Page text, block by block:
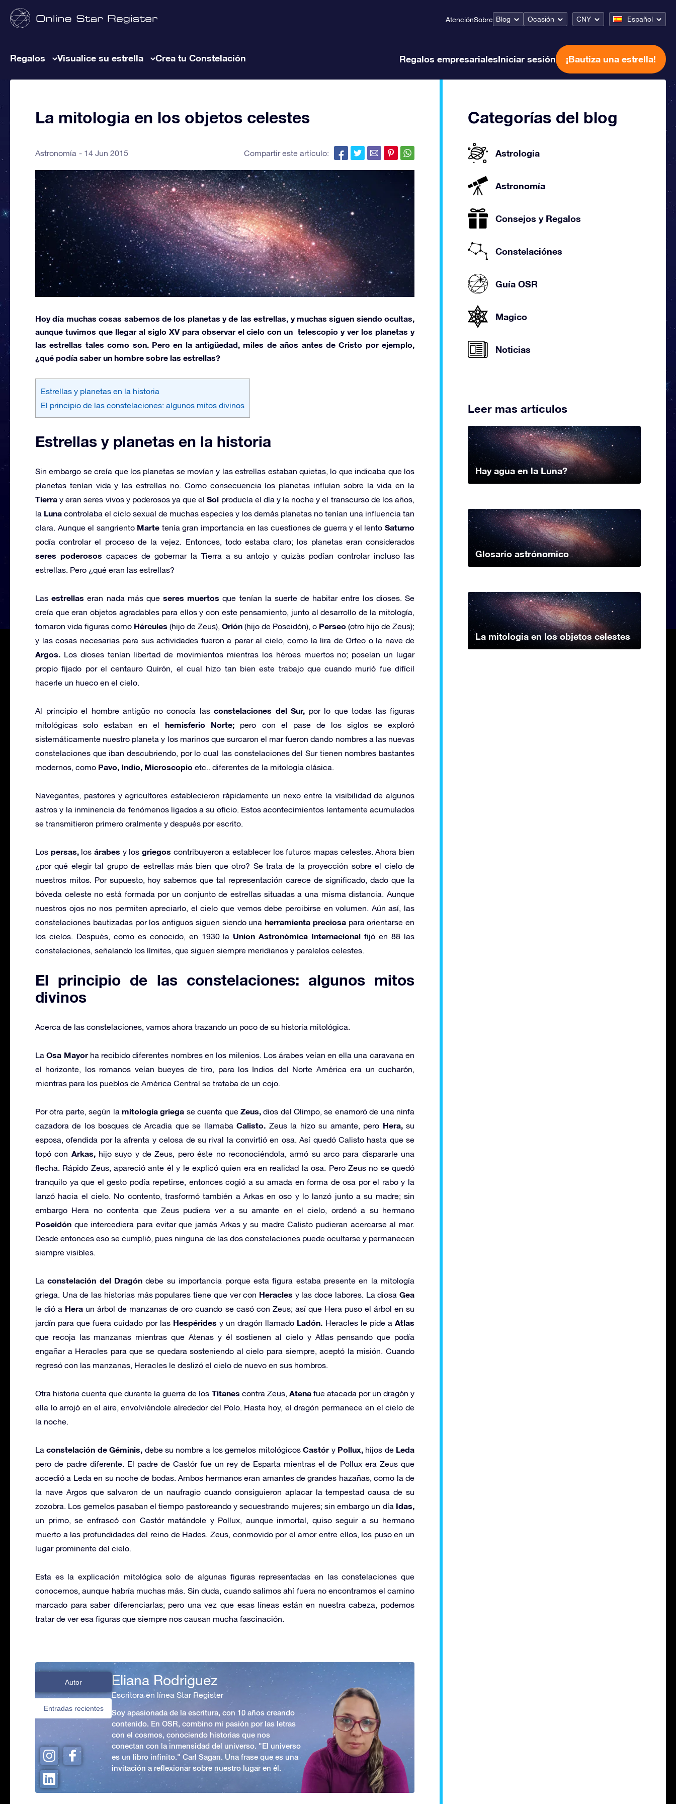
AtenciónSobre Blog Ocasión CNY Español
Regalos Visualice su estrella Crea tu Constelación Regalos empresarialesIniciar sesión ¡Bautiza una estrella!
La mitologia en los objetos celestes
Astronomía 14 Jun 2015 Compartir este artículo:
Hoy día muchas cosas sabemos de los planetas y de lasestrellas, y muchas siguen siendo ocultas,
aunque tuvimos que llegar al siglo XV para observar el cielo con un telescopio y ver los planetas y
las estrellas tales como son. Pero en la antigüedad, miles de años antes de Cristo por ejemplo,
¿qué podía saber un hombre sobre las estrellas?
Estrellas y planetas en la historia
El principio de las constelaciones: algunos mitos divinos
Estrellas y planetas en la historia
Sin embargo se creía que los planetas se movían y las estrellas estaban quietas, lo que indicaba que los
planetas tenían vida y las estrellas no. Como consecuencia los planetas influían sobre la vida en la
Tierra y eran seres vivos y poderosos ya que elSol producía el día y la noche y el transcurso de los años,
la Luna controlaba el ciclo sexual de muchas especies y los demás planetas no tenían una influencia tan
clara. Aunque el sangriento Marte tenía gran importancia en las cuestiones de guerra y el lento Saturno
podía controlar el proceso de la vejez. Entonces, todo estaba claro; los planetas eran considerados
seres poderosos capaces de gobernar la Tierra a su antojo y quizàs podían controlar incluso las
estrellas. Pero ¿qué eran las estrellas?
Lasestrellas eran nada más queseres muertos que tenían la suerte de habitar entre los dioses. Se
creía que eran objetos agradables para ellos y con este pensamiento, junto al desarrollo de la mitología,
tomaron vida figuras como Hércules (hijo de Zeus), Orión (hijo de Poseidón), o Perseo (otro hijo de Zeus);
y las cosas necesarias para sus actividades fueron a parar al cielo, como la lira de Orfeo o la nave de
Argos. Los dioses tenían libertad de movimientos mientras los héroes muertos no; poseían un lugar
propio fijado por el centauro Quirón, el cual hizo tan bien este trabajo que cuando murió fue difícil
hacerle un hueco en el cielo.
Al principio el hombre antigüo no conocía las constelaciones del Sur, por lo que todas las figuras
mitológicas solo estaban en elhemisferio Norte; pero con el pase de los siglos se exploró
sistemáticamente nuestro planeta y los marinos que surcaron el mar fueron dando nombres a las nuevas
constelaciones que iban descubriendo, por lo cual las constelaciones del Sur tienen nombres bastantes
modernos, como Pavo, Indio, Microscopio etc.. diferentes de la mitología clásica.
Navegantes, pastores y agricultores establecieron rápidamente un nexo entre la visibilidad de algunos
astros y la inminencia de fenómenos ligados a su oficio. Estos acontecimientos lentamente acumulados
se transmitieron primero oralmente y después por escrito.
Los persas,losárabes y losgriegos contribuyeron a establecer los futuros mapas celestes. Ahora bien
¿por qué elegir tal grupo de estrellas más bien que otro? Se trata de la proyección sobre el cielo de
nuestros mitos. Por supuesto, hoy sabemos que tal representación carece de significado, dado que la
bóveda celeste no está formada por un conjunto de estrellas situadas a una misma distancia. Aunque
nuestros ojos no nos permiten apreciarlo, el cielo que vemos debe percibirse en volumen. Aún así, las
constelaciones bautizadas por los antiguos siguen siendo una herramienta preciosapara orientarse en
los cielos. Después, como es conocido, en 1930 la Union Astronómica Internacional fijó en 88 las
constelaciones, señalando los límites, que siguen siempre meridianos y paralelos celestes.
El principio de las constelaciones: algunos mitos
divinos
Acerca de las constelaciones, vamos ahora trazando un poco de su historia mitológica.
LaOsa Mayorha recibido diferentes nombres en los milenios. Los árabes veían en ella una caravana en
el horizonte, los romanos veían bueyes de tiro, para los Indios del Norte América era un cucharón,
mientras para los pueblos de América Central se trataba de un cojo.
Por otra parte, según la mitología griega se cuenta que Zeus,dios del Olimpo, se enamoró de una ninfa
cazadora de los bosques de Arcadia que se llamabaCalisto. Zeus la hizo su amante, pero Hera,su
esposa, ofendida por la afrenta y celosa de su rival la convirtió en osa. Así quedó Calisto hasta que se
topó con Arkas,hijo suyo y de Zeus, pero éste no reconociéndola, armó su arco para dispararle una
flecha. Rápido Zeus, apareció ante él y le explicó quien era en realidad la osa. Pero Zeus no se quedó
tranquilo ya que el gesto podía repetirse, entonces cogió a su amada en forma de osa por el rabo y la
lanzó hacia el cielo. No contento, trasformó también a Arkas en oso y lo lanzó junto a su madre; sin
embargo Hera no contenta que Zeus pudiera ver a su amante en el cielo, ordenó a su hermano
Poseidón que intercediera para evitar que jamás Arkas y su madre Calisto pudieran acercarse al mar.
Desde entonces eso se cumplió, pues ninguna de las dos constelaciones puede ocultarse y permanecen
siempre visibles.
Laconstelación del Dragón debe su importancia porque esta figura estaba presente en la mitología
griega. Una de las historias más populares tiene que ver con Heracles y las doce labores. La diosaGea
le dió a Hera un árbol de manzanas de oro cuando se casó con Zeus; así que Hera puso el árbol en su
jardín para que fuera cuidado por las Hespérides y un dragón llamado Ladón. Heracles le pide aAtlas
que recoja las manzanas mientras que Atenas y él sostienen al cielo y Atlas pensando que podía
engañar a Heracles para que se quedara sosteniendo al cielo para siempre, aceptó la misión. Cuando
regresó con las manzanas, Heracles le deslizó el cielo de nuevo en sus hombros.
Otra historia cuenta que durante la guerra de los Titanes contra Zeus, Atenafue atacada por un dragón y
ella lo arrojó en el aire, envolviéndole alrededor del Polo. Hasta hoy, el dragón permanece en el cielo de
la noche.
Laconstelación de Géminis, debe su nombre a los gemelos mitológicosCastóryPollux,hijos de Leda
pero de padre diferente. El padre de Castór fue un rey de Esparta mientras el de Pollux era Zeus que
accedió a Leda en su noche de bodas. Ambos hermanos eran amantes de grandes hazañas, como la de
la nave Argos que salvaron de un naufragio cuando consiguieron aplacar la tempestad causa de su
zozobra. Los gemelos pasaban el tiempo pastoreando y secuestrando mujeres; sin embargo un día Idas,
un primo, se enfrascó con Castór matándole y Pollux, aunque inmortal, quiso seguir a su hermano
muerto a las profundidades del reino de Hades. Zeus, conmovido por el amor entre ellos, los puso en un
lugar prominente del cielo.
Esta es la explicación mitológica solo de algunas figuras representadas en las constelaciones que
conocemos, aunque habría muchas más. Sin duda, cuando salimos ahí fuera no encontramos el camino
marcado para saber diferenciarlas; pero una vez que esas líneas están en nuestra cabeza, podemos
tratar de ver esa figuras que siempre nos causan mucha fascinación.
Autor
Entradas recientes
Eliana Rodriguez
Escritora en línea Star Register
Soy apasionada de la escritura, con 10 años creando
contenido. En OSR, combino mi pasión por las letras
con el cosmos, conociendo historias que nos
conectan con la inmensidad del universo. "El universo
es un libro infinito." Carl Sagan. Una frase que es una
invitación a reflexionar sobre nuestro lugar en él.
Categorías del blog
Astrologia
Astronomía
Consejos y Regalos
Constelaciónes
Guía OSR
Magico
Noticias
Leer mas artículos
Hay agua en la Luna?
Glosario astrónomico
La mitologia en los objetos celestes